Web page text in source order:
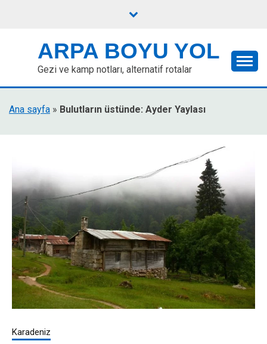
ARPA BOYU YOL
Gezi ve kamp notları, alternatif rotalar
Ana sayfa » Bulutların üstünde: Ayder Yaylası
Karadeniz